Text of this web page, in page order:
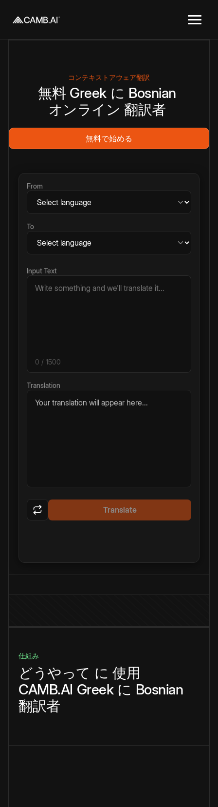
コンテキストアウェア翻訳
無料 Greek に Bosnian
オンライン 翻訳者
無料で始める
From
To
Input Text
0 / 1500
Translation
Your translation will appear here...
Translate
仕組み
どうやって に 使用
CAMB.AI Greek に Bosnian
翻訳者